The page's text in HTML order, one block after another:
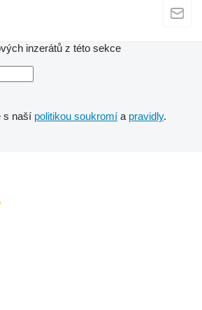
inzerátů z této sekce
s naší politikou soukromí a pravidly.